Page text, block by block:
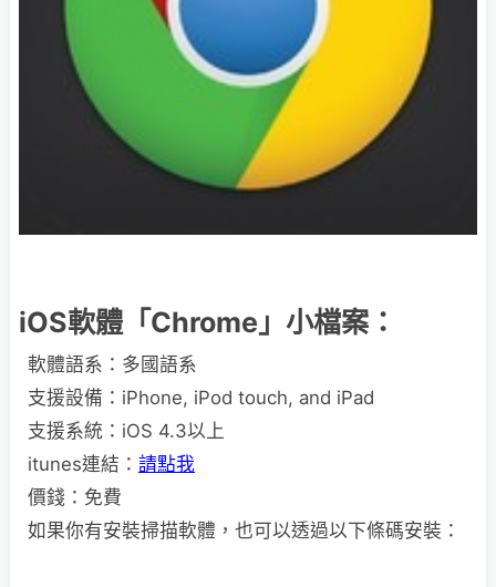
iOS軟體「Chrome」小檔案：
軟體語系：多國語系
支援設備：iPhone, iPod touch, and iPad
支援系統：iOS 4.3以上
itunes連結： 請點我
價錢：免費
如果你有安裝掃描軟體，也可以透過以下條碼安裝：